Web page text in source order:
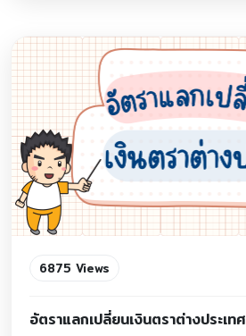
6875 Views
อัตราแลกเปลี่ยนเงินตราต่างประเทศ